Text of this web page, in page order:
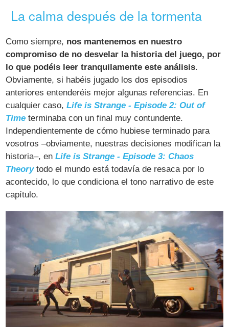
La calma después de la tormenta
Como siempre, nos mantenemos en nuestro
compromiso de no desvelar la historia del juego, por
lo que podéis leer tranquilamente este análisis.
Obviamente, si habéis jugado los dos episodios
anteriores entenderéis mejor algunas referencias. En
cualquier caso,Life is Strange - Episode 2: Out of
Time terminaba con un final muy contundente.
Independientemente de cómo hubiese terminado para
vosotros –obviamente, nuestras decisiones modifican la
historia–, enLife is Strange - Episode 3: Chaos
Theorytodo el mundo está todavía de resaca por lo
acontecido, lo que condiciona el tono narrativo de este
capítulo.